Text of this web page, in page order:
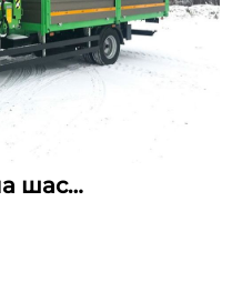
HKTC HLC-3015S на шасси ISUZU ELF